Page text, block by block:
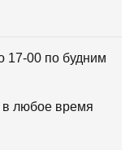
17-00 по будним
в любое время